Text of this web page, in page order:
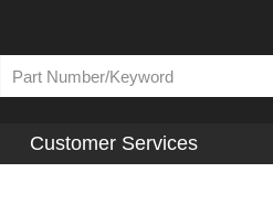
Customer Services